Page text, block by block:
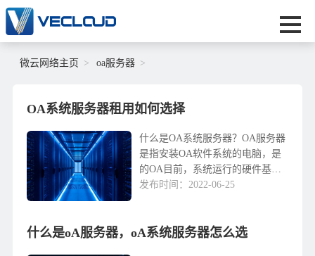
微云网络主页 oa服务器
OA系统服务器租用如何选择
什么是OA系统服务器？OA服务器
是指安装OA软件系统的电脑，是
的OA目前，系统运行的硬件基础
OA系统一般采用集中部署，B/S模
移动设备通过...
发布时间：2022-06-25
什么是oA服务器，oA系统服务器怎么选